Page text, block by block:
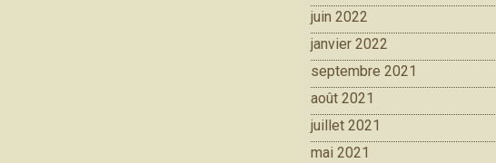
juin 2022
janvier 2022
septembre 2021
août 2021
juillet 2021
mai 2021